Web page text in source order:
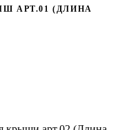
АРТ.01 (ДЛИНА